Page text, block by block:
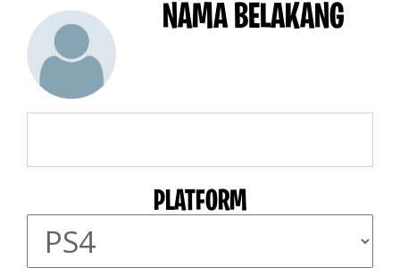
NAMA BELAKANG
PLATFORM